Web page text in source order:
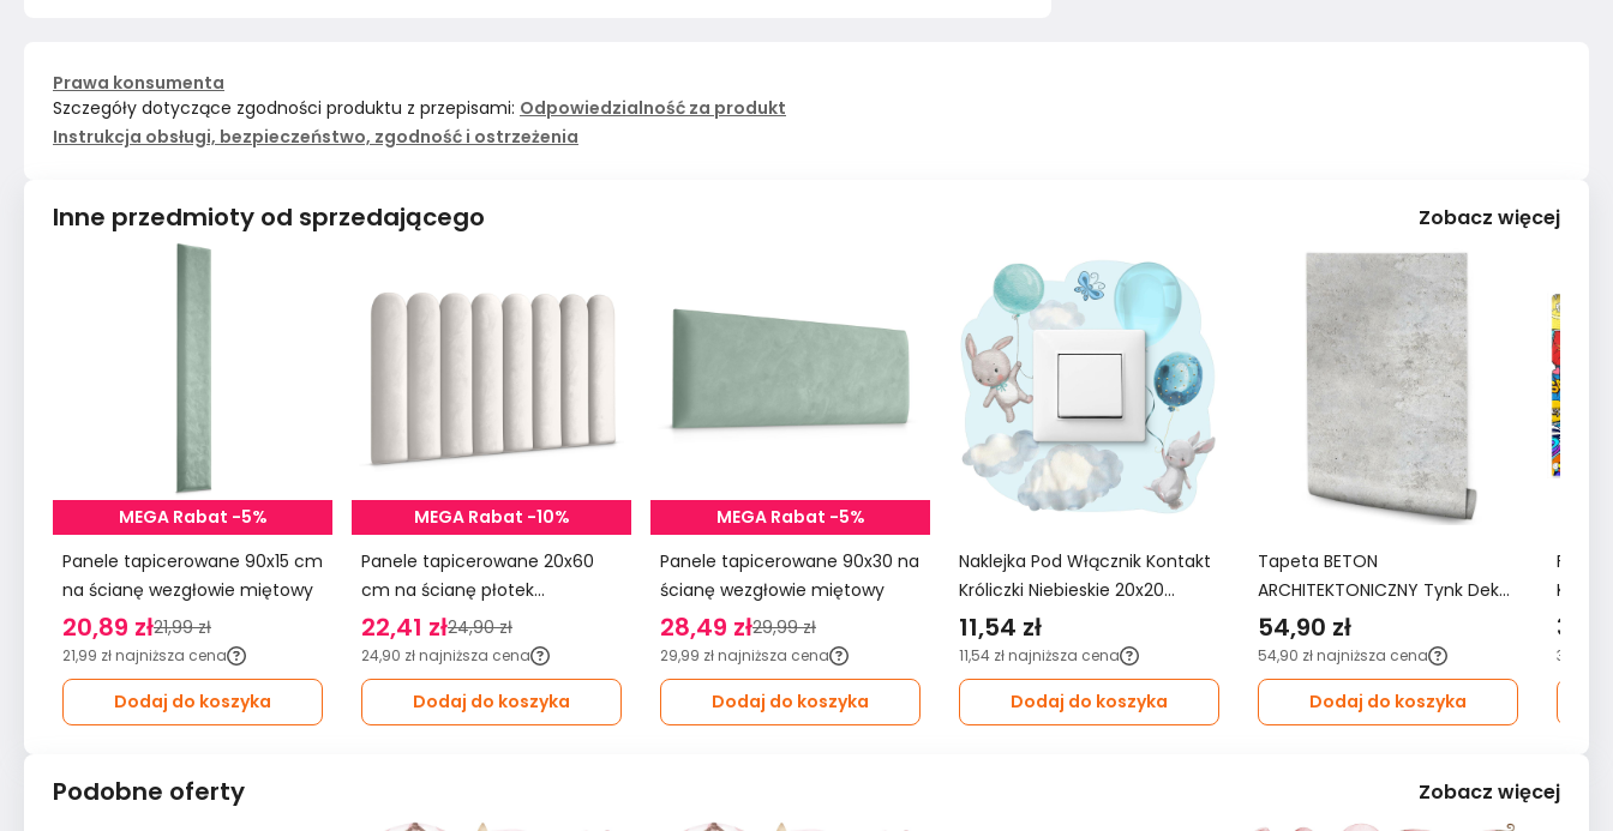
Prawa konsumenta
Szczegóły dotyczące zgodności produktu z przepisami: Odpowiedzialność za produkt
Instrukcja obsługi, bezpieczeństwo, zgodność i ostrzeżenia
Inne przedmioty od sprzedającego Zobacz więcej
MEGA Rabat -5%
Panele tapicerowane 90x15 cm
na ścianę wezgłowie miętowy
20,89 zł21,99 zł
21,99 zł najniższa cena
Dodaj do koszyka
MEGA Rabat -10%
Panele tapicerowane 20x60
cm na ścianę płotek
wezgłowie kremowy
22,41 zł24,90 zł
24,90 zł najniższa cena
Dodaj do koszyka
MEGA Rabat -5%
Panele tapicerowane 90x30 na
ścianę wezgłowie miętowy
28,49 zł29,99 zł
29,99 zł najniższa cena
Dodaj do koszyka
Naklejka Pod Włącznik Kontakt
Króliczki Niebieskie 20x20
Balony Do Pokoju Dziecka
11,54 zł
11,54 zł najniższa cena
Dodaj do koszyka
Tapeta BETON
ARCHITEKTONICZNY Tynk Dekor
Ścienny Do Salonu 3D Wzór
Nowoczesny
54,90 zł
54,90 zł najniższa cena
Dodaj do koszyka
3D do
349,99
Podobne oferty Zobacz więcej